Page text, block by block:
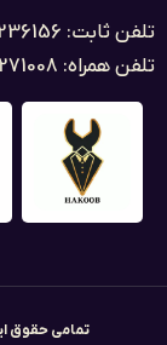
تلفن ثابت: 02165236156
تلفن همراه: 09125271008
تمامی حقوق